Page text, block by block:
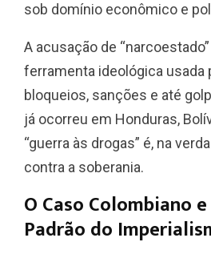
sob domínio econômico e
A acusação de
ferramenta ideológica usada
bloqueios, sanções e até
já ocorreu em Honduras,
“guerra às drogas” é, na
contra a soberania.
O Caso Colombiano
Padrão do